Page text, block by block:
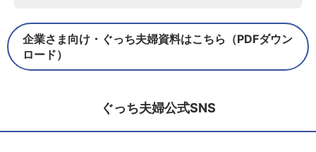
企業さま向け・ぐっち夫婦資料はこちら（PDFダウン
ロード）
ぐっち夫婦公式SNS